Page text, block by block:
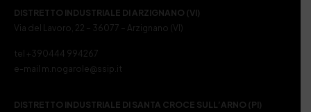
DISTRETTO INDUSTRIALE DI ARZIGNANO (VI)
Via del Lavoro, 22 – 36077 – Arzignano (VI)
tel +390444 994267
e-mail m.nogarole@ssip.it
DISTRETTO INDUSTRIALE DI SANTA CROCE SULL’ARNO (PI)